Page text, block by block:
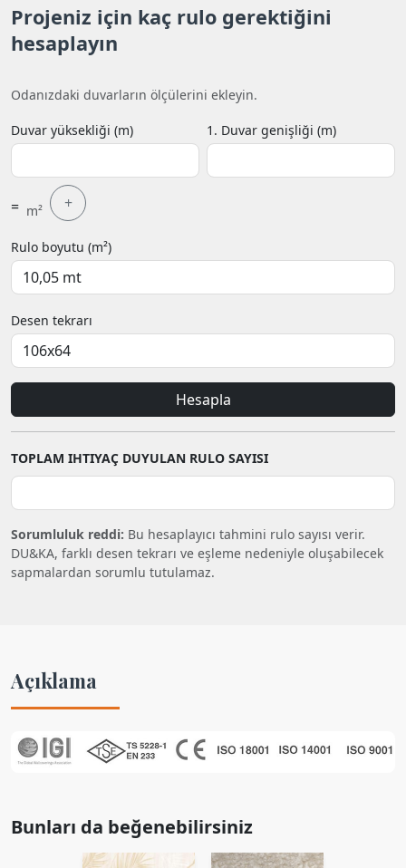
Projeniz için kaç rulo gerektiğini
hesaplayın
Odanızdaki duvarların ölçülerini ekleyin.
Duvar yüksekliği (m) 1. Duvar genişliği (m)
= m² +
Rulo boyutu (m²)
Desen tekrarı
Hesapla
TOPLAM IHTIYAÇ DUYULAN RULO SAYISI
Sorumluluk reddi: Bu hesaplayıcı tahmini rulo sayısı verir.
DU&KA, farklı desen tekrarı ve eşleme nedeniyle oluşabilecek
sapmalardan sorumlu tutulamaz.
Açıklama
Bunları da beğenebilirsiniz